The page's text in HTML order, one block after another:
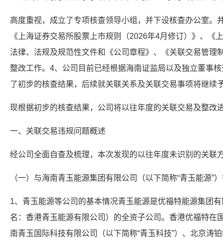
高度重视，成立了专项核查领导小组，并下设核查办公室。
《上海证券交易所股票上市规则（2026年4月修订）》、《
法律、法规及规范性文件和《公司章程》、《关联交易管理
整改工作。4、公司目前已经根据海南证监局以及独立董事
了初步的核查结果，后续就关联关系及关联交易事项将继续
现根据初步的核查结果，公司将以往年度的关联交易及整改
一、关联交易违规问题概述
经公司全面自查及梳理，本次发现的以往年度未识别的关联
（一）与海南青玉能源集团有限公司（以下简称“青玉能源”
1、青玉能源等公司的基本情况青玉能源是优福特能源集团
名：香港青玉能源有限公司）的全资子公司。香港优福特在
南青玉国际科技有限公司（以下简称“青玉科技”）、北京涛